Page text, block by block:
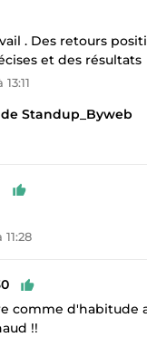
. Des retours
et des résultats
Standup_Byweb
comme d'habitude
!!